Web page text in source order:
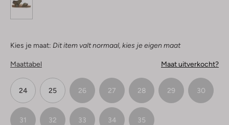
Kies je maat: Dit item valt normaal, kies je eigen maat
Maattabel Maat uitverkocht?
24 25 26 27 28 29 30
31 32 33 34 35